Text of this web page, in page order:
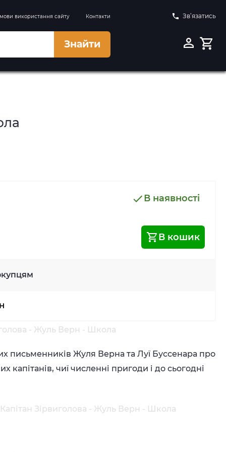
використання сайту Контакти Зв’язатись
Знайти
В наявності
В кошик
- Жуль Верн - Школа
письменників Жуля Верна та Луї Буссенара про
чиї численні пригоди і до сьогодні
Зірвиголова - Жуль Верн - Школа